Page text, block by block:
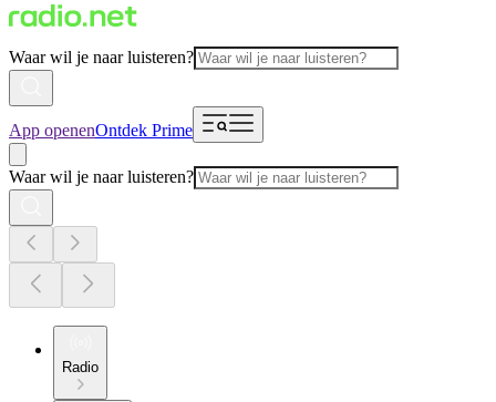
Waar wil je naar luisteren?
App openenOntdek Prime
Waar wil je naar luisteren?
Radio